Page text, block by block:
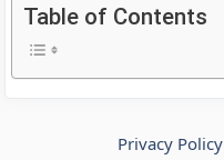
Table of Contents
Privacy Policy